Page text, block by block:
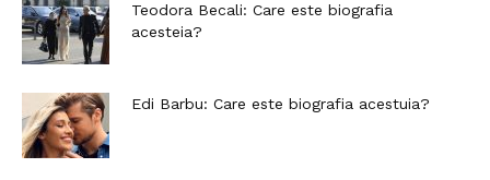
Teodora Becali: Care este biografia
acesteia?
Edi Barbu: Care este biografia acestuia?